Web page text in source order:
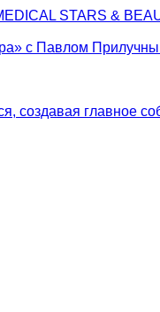
STARS &
с Павлом
главное